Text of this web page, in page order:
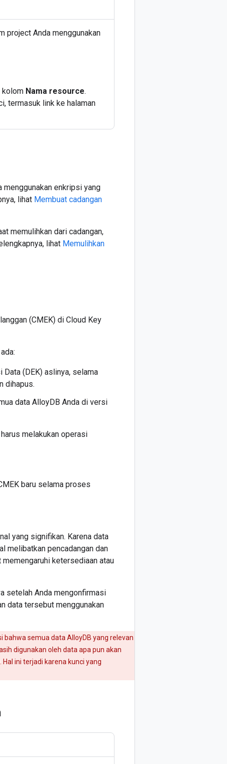
project Anda menggunakan
kolom Nama resource.
termasuk link ke halaman
menggunakan enkripsi yang
lihat Membuat cadangan
memulihkan dari cadangan,
lihat Memulihkan
(CMEK) di Cloud Key
(DEK) aslinya, selama
dihapus.
data AlloyDB Anda di versi
melakukan operasi
baru selama proses
yang signifikan. Karena data
melibatkan pencadangan dan
ketersediaan atau
setelah Anda mengonfirmasi
data tersebut menggunakan
bahwa semua data AlloyDB yang relevan
digunakan oleh data apa pun akan
ini terjadi karena kunci yang